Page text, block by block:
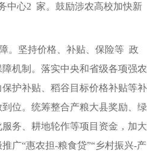
中心2 家。鼓励涉农高校加快新
。坚持价格、补贴、保险等 政
机制。落实中央和省级各项强农
护补贴、稻谷目标价格补贴等补
位。统筹整合产粮大县奖励、绿
务、耕地轮作等项目资金，加大
广“惠农担-粮食贷”“乡村振兴-产